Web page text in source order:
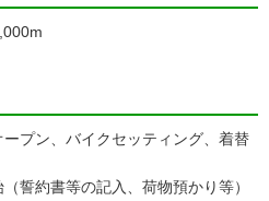
、バイクセッティング、着替
書等の記入、荷物預かり等）